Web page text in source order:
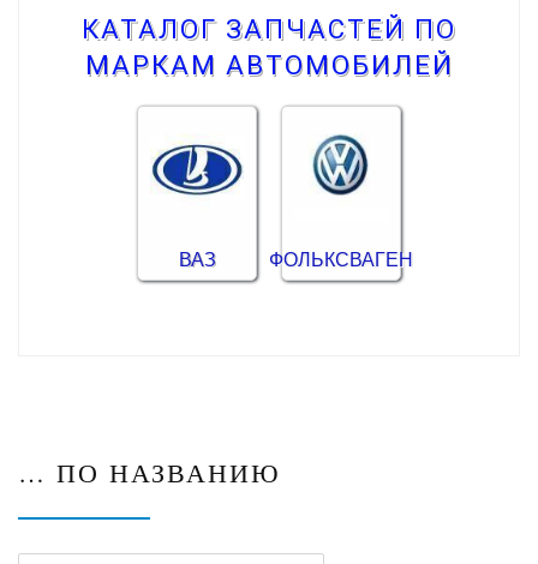
КАТАЛОГ ЗАПЧАСТЕЙ ПО
МАРКАМ АВТОМОБИЛЕЙ
ВАЗ ФОЛЬКСВАГЕН
… ПО НАЗВАНИЮ